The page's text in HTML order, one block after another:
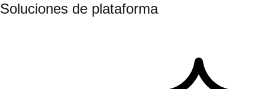
Soluciones de plataforma